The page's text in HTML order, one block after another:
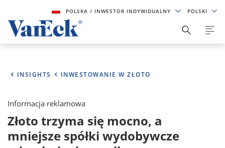
POLSKA/ INWESTOR INDYWIDUALNY POLSKI
INSIGHTS INWESTOWANIE W ZŁOTO
Informacja reklamowa
Złoto trzyma się mocno, a
mniejsze spółki wydobywcze